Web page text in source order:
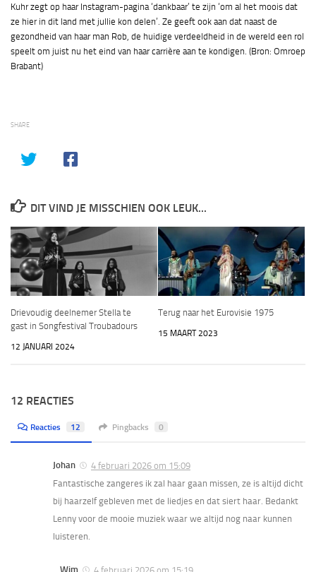
Kuhr zegt op haar Instagram-pagina ‘dankbaar’ te zijn ‘om al het moois dat
ze hier in dit land met jullie kon delen’. Ze geeft ook aan dat naast de
gezondheid van haar man Rob, de huidige verdeeldheid in de wereld een rol
speelt om juist nu het eind van haar carrière aan te kondigen. (Bron: Omroep
Brabant)
SHARE
DIT VIND JE MISSCHIEN OOK LEUK...
Drievoudig deelnemer Stella te
gast in Songfestival Troubadours
12 JANUARI 2024
Terug naar het Eurovisie 1975
15 MAART 2023
12 REACTIES
Reacties 12 Pingbacks 0
Johan
4 februari 2026 om 15:09
Fantastische zangeres ik zal haar gaan missen, ze is altijd dicht
bij haarzelf gebleven met de liedjes en dat siert haar. Bedankt
Lenny voor de mooie muziek waar we altijd nog naar kunnen
luisteren.
Wim